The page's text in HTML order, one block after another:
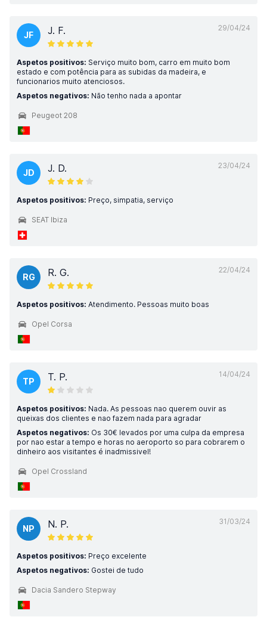
29/04/24
JF J. F.
Aspetos positivos: Serviço muito bom, carro em muito bom
estado e com potência para as subidas da madeira, e
funcionarios muito atenciosos.
Aspetos negativos: Não tenho nada a apontar
Peugeot 208
23/04/24
JD J. D.
Aspetos positivos: Preço, simpatia, serviço
SEAT Ibiza
22/04/24
RG R. G.
Aspetos positivos: Atendimento. Pessoas muito boas
Opel Corsa
14/04/24
TP T. P.
Aspetos positivos: Nada. As pessoas nao querem ouvir as
queixas dos clientes e nao fazem nada para agradar
Aspetos negativos: Os 30€ levados por uma culpa da empresa
por nao estar a tempo e horas no aeroporto so para cobrarem o
dinheiro aos visitantes é inadmissivel!
Opel Crossland
31/03/24
NP N. P.
Aspetos positivos: Preço excelente
Aspetos negativos: Gostei de tudo
Dacia Sandero Stepway